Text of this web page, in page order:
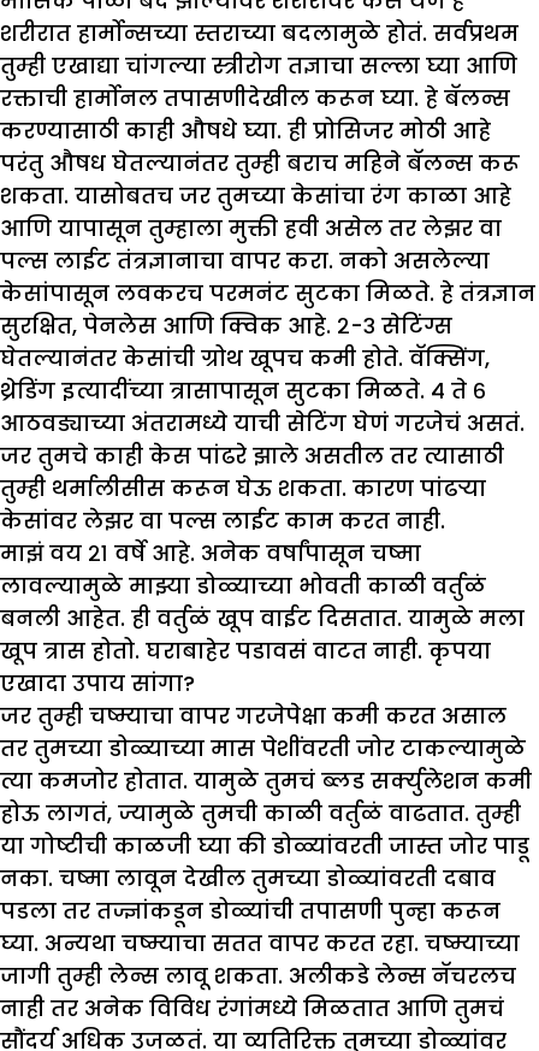
शरीरात हार्मोन्सच्या स्तराच्या बदलामुळे होतं. सर्वप्रथम
तुम्ही एखाद्या चांगल्या स्त्रीरोग तज्ञाचा सल्ला घ्या आणि
रक्ताची हार्मोनल तपासणीदेखील करून घ्या. हे बॅलन्स
करण्यासाठी काही औषधे घ्या. ही प्रोसिजर मोठी आहे
परंतु औषध घेतल्यानंतर तुम्ही बराच महिने बॅलन्स करू
शकता. यासोबतच जर तुमच्या केसांचा रंग काळा आहे
आणि यापासून तुम्हाला मुक्ती हवी असेल तर लेझर वा
पल्स लाईट तंत्रज्ञानाचा वापर करा. नको असलेल्या
केसांपासून लवकरच परमनंट सुटका मिळते. हे तंत्रज्ञान
सुरक्षित, पेनलेस आणि क्विक आहे. २-३ सेटिंग्स
घेतल्यानंतर केसांची ग्रोथ खूपच कमी होते. वॅक्सिंग,
थ्रेडिंग इत्यादींच्या त्रासापासून सुटका मिळते. ४ ते ६
आठवड्याच्या अंतरामध्ये याची सेटिंग घेणं गरजेचं असतं.
जर तुमचे काही केस पांढरे झाले असतील तर त्यासाठी
तुम्ही थर्मालीसीस करून घेऊ शकता. कारण पांढऱ्या
केसांवर लेझर वा पल्स लाईट काम करत नाही.
माझं वय २१ वर्षे आहे. अनेक वर्षांपासून चष्मा
लावल्यामुळे माझ्या डोळ्याच्या भोवती काळी वर्तुळं
बनली आहेत. ही वर्तुळं खूप वाईट दिसतात. यामुळे मला
खूप त्रास होतो. घराबाहेर पडावसं वाटत नाही. कृपया
एखादा उपाय सांगा?
जर तुम्ही चष्म्याचा वापर गरजेपेक्षा कमी करत असाल
तर तुमच्या डोळ्याच्या मास पेशींवरती जोर टाकल्यामुळे
त्या कमजोर होतात. यामुळे तुमचं ब्लड सर्क्युलेशन कमी
होऊ लागतं, ज्यामुळे तुमची काळी वर्तुळं वाढतात. तुम्ही
या गोष्टीची काळजी घ्या की डोळ्यांवरती जास्त जोर पाडू
नका. चष्मा लावून देखील तुमच्या डोळ्यांवरती दबाव
पडला तर तज्ज्ञांकडून डोळ्यांची तपासणी पुन्हा करून
घ्या. अन्यथा चष्म्याचा सतत वापर करत रहा. चष्म्याच्या
जागी तुम्ही लेन्स लावू शकता. अलीकडे लेन्स नॅचरलच
नाही तर अनेक विविध रंगांमध्ये मिळतात आणि तुमचं
सौंदर्य अधिक उजळतं. या व्यतिरिक्त तुमच्या डोळ्यांवर